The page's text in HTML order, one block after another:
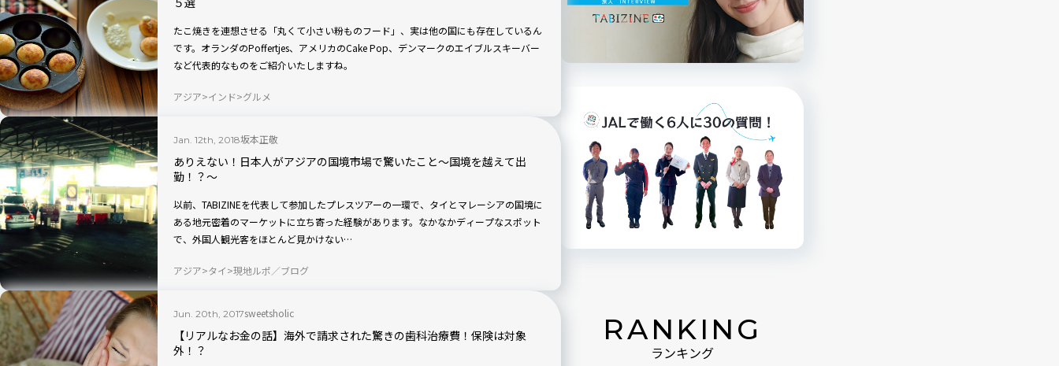
たこ焼きを連想させる「丸くて小さい粉ものフード」、実は他の国にも存在しているん
です。オランダのPoffertjes、アメリカのCake Pop、デンマークのエイブルスキーバー
など代表的なものをご紹介いたしますね。
アジア インド グルメ
Jan. 12th, 2018坂本正敬
ありえない！日本人がアジアの国境市場で驚いたこと〜国境を越えて出
勤！？〜
以前、TABIZINEを代表して参加したプレスツアーの一環で、タイとマレーシアの国境に
ある地元密着のマーケットに立ち寄った経験があります。なかなかディープなスポット
で、外国人観光客をほとんど見かけない…
アジア タイ 現地ルポ／ブログ
Jun. 20th, 2017sweetsholic
【リアルなお金の話】海外で請求された驚きの歯科治療費！保険は対象
外！？
RANKING
ランキング